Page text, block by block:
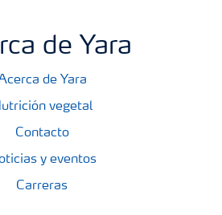
de Yara
de Yara
vegetal
Contacto
y eventos
Carreras